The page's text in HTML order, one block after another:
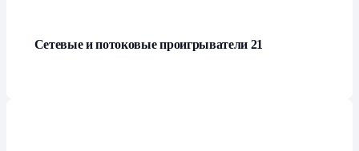
Сетевые и потоковые проигрыватели 21